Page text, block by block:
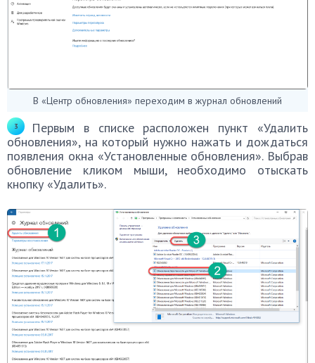
В «Центр обновления» переходим в журнал обновлений
Первым в списке расположен пункт «Удалить
обновления», на который нужно нажать и дождаться
появления окна «Установленные обновления». Выбрав
обновление кликом мыши, необходимо отыскать
кнопку «Удалить».